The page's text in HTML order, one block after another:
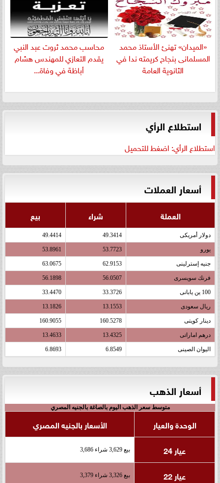
«الميدان» تهنئ الأستاذ محمد
المسلمانى بنجاح كريمته ندا في
الثانوية العامة
​محاسب محمد ثروت عبد النبي
يقدم التعازي للمهندس هشام
أباظة في وفاة...
استطلاع الرأي
استطلاع الرأي: اضغط للتحميل
أسعار العملات
العملة شراء بيع
دولار أمريكى 49.3414
49.4414
يورو 53.7723
53.8961
جنيه إسترلينى 62.9153
63.0675
فرنك سويسرى 56.0507
56.1898
100 ين يابانى 33.3726
33.4470
ريال سعودى 13.1553
13.1826
دينار كويتى 160.5278
160.9055
درهم اماراتى 13.4325
13.4633
اليوان الصينى 6.8549
6.8693
أسعار الذهب
متوسط سعر الذهب اليوم بالصاغة بالجنيه المصري
الوحدة والعيار
الأسعار بالجنيه المصري
عيار 24
بيع 3,629 شراء 3,686
عيار 22 بيع 3,326 شراء 3,379